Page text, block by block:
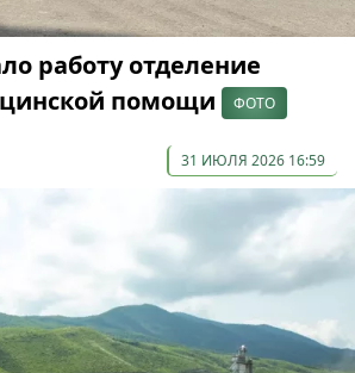
работу отделение
помощи
ФОТО
31 ИЮЛЯ 2026 16:59